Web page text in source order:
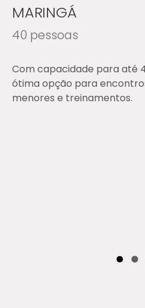
MARINGÁ
40 pessoas
Com capacidade para até
ótima opção para
menores e treinamentos.